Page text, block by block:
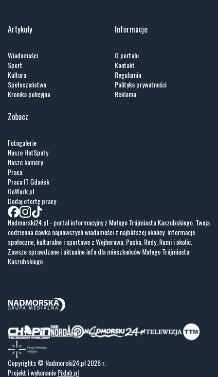
Sport
Kronika policyjna
Kontakt
Reklama
Zobacz
Nasze HotSpoty
Praca IT Gdańsk
GoWork.pl
Dodaj ofertę pracy
Nadmorski24.pl - portal informacyjny z Małego Trójmiasta Kaszubskiego. Twoja
codzienna dawka najnowszych wiadomości z najbliższej okolicy. Informacje
społeczne, kulturalne i sportowe z Wejherowa, Pucka, Redy, Rumi i okolic.
Zawsze sprawdzone i aktualne info dla mieszkańców Małego Trójmiasta
Kaszubskiego.
Copyrights © Nadmorski24.pl 2026 r.
Projekt i wykonaniePixlab.pl